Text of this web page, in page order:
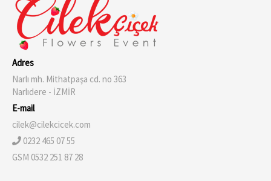
Adres
Narlı mh. Mithatpaşa cd. no 363
Narlıdere - İZMİR
E-mail
cilek@cilekcicek.com
0232 465 07 55
GSM 0532 251 87 28